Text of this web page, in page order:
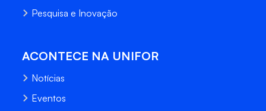
Pesquisa e Inovação
ACONTECE NA UNIFOR
Notícias
Eventos